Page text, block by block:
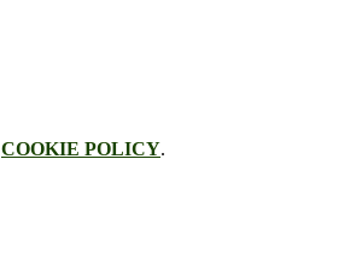
COOKIE POLICY.